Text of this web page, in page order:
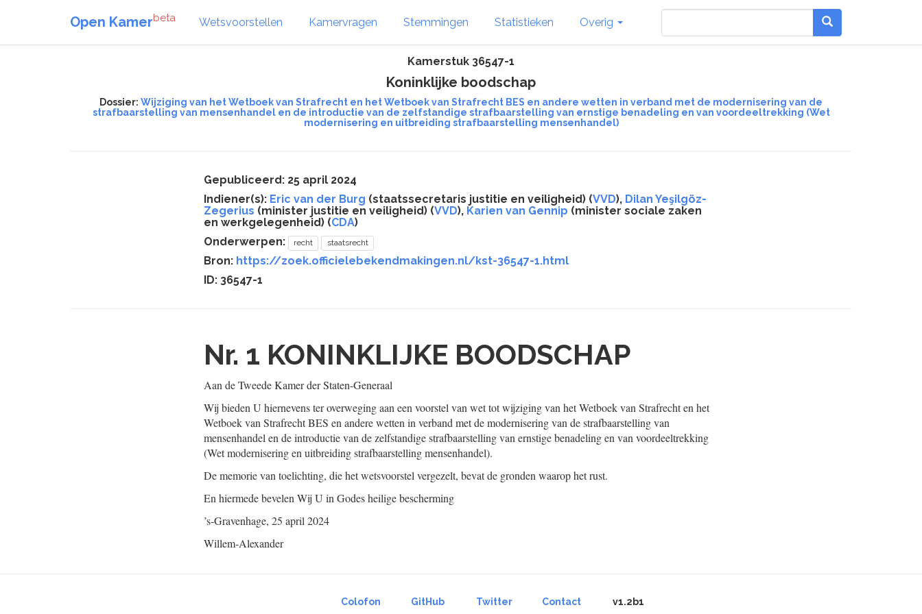
Open Kamerbeta Wetsvoorstellen Kamervragen Stemmingen Statistieken Overig
Kamerstuk 36547-1
Koninklijke boodschap
Dossier: Wijziging van het Wetboek van Strafrecht en het Wetboek van Strafrecht BES en andere wetten in verband met de modernisering van de
strafbaarstelling van mensenhandel en de introductie van de zelfstandige strafbaarstelling van ernstige benadeling en van voordeeltrekking (Wet
modernisering en uitbreiding strafbaarstelling mensenhandel)
Gepubliceerd: 25 april 2024
Indiener(s): Eric van der Burg (staatssecretaris justitie en veiligheid) (VVD), Dilan Yeşilgöz-
Zegerius (minister justitie en veiligheid) (VVD), Karien van Gennip (minister sociale zaken
en werkgelegenheid) (CDA)
Onderwerpen:
recht staatsrecht
Bron: https://zoek.officielebekendmakingen.nl/kst-36547-1.html
ID: 36547-1
Nr. 1 KONINKLIJKE BOODSCHAP
Aan de Tweede Kamer der Staten-Generaal
Wij bieden U hiernevens ter overweging aan een voorstel van wet tot wijziging van het Wetboek van Strafrecht en het
Wetboek van Strafrecht BES en andere wetten in verband met de modernisering van de strafbaarstelling van
mensenhandel en de introductie van de zelfstandige strafbaarstelling van ernstige benadeling en van voordeeltrekking
(Wet modernisering en uitbreiding strafbaarstelling mensenhandel).
De memorie van toelichting, die het wetsvoorstel vergezelt, bevat de gronden waarop het rust.
En hiermede bevelen Wij U in Godes heilige bescherming
’s-Gravenhage, 25 april 2024
Willem-Alexander
Colofon GitHub Twitter Contact v1.2b1